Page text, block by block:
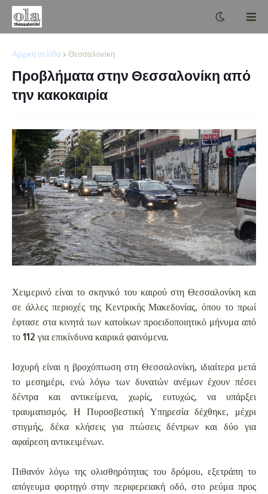
Αρχική σελίδα Θεσσαλονίκη
Προβλήματα στην Θεσσαλονίκη από
την κακοκαιρία
Χειμερινό είναι το σκηνικό του καιρού στη Θεσσαλονίκη και
σε άλλες περιοχές της Κεντρικής Μακεδονίας, όπου το πρωί
έφτασε στα κινητά των κατοίκων προειδοποιητικό μήνυμα από
το 112 για επικίνδυνα καιρικά φαινόμενα.
Ισχυρή είναι η βροχόπτωση στη Θεσσαλονίκη, ιδιαίτερα μετά
το μεσημέρι, ενώ λόγω των δυνατών ανέμων έχουν πέσει
δέντρα και αντικείμενα, χωρίς, ευτυχώς, να υπάρξει
τραυματισμός. Η Πυροσβεστική Υπηρεσία δέχθηκε, μέχρι
στιγμής, δέκα κλήσεις για πτώσεις δέντρων και δύο για
αφαίρεση αντικειμένων.
Πιθανόν λόγω της ολισθηρότητας του δρόμου, εξετράπη το
απόγευμα φορτηγό στην περιφερειακή οδό, στο ρεύμα προς